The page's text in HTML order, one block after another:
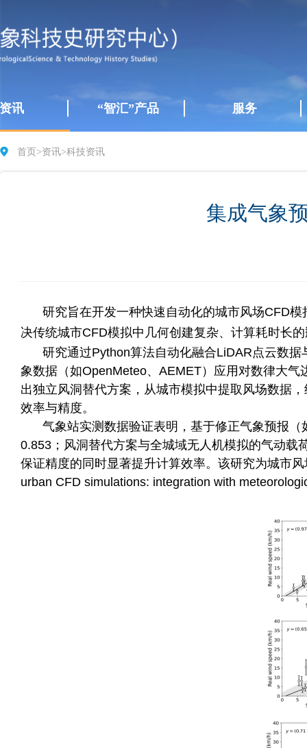
讯 “智汇”产品 服务
首页 >资讯>科技资讯
集成气象
研究旨在开发一种快速自动化的城市风场CFD
决传统城市CFD模拟中几何创建复杂、计算耗时长
研究通过Python算法自动化融合LiDAR点云数
象数据（如OpenMeteo、AEMET）应用对数律大
出独立风洞替代方案，从城市模拟中提取风场数据
效率与精度。
气象站实测数据验证表明，基于修正气象预报
0.853；风洞替代方案与全城域无人机模拟的气动
保证精度的同时显著提升计算效率。该研究为城市
urban CFD simulations: integration with